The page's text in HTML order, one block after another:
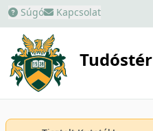
Súgó Kapcsolat
Tudóstér